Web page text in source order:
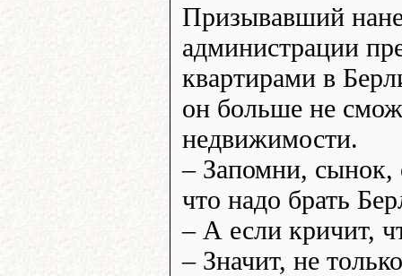
Призывавший
администрации
квартирами в
он больше не
недвижимости.
– Запомни, сынок,
что надо брать
– А если кричит,
– Значит, не